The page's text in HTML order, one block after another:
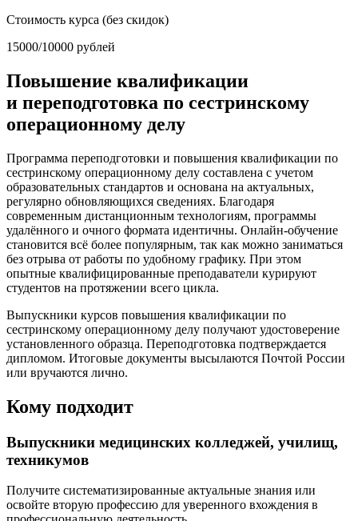
Стоимость курса (без скидок)
15000/10000 рублей
Повышение квалификации
и переподготовка по сестринскому
операционному делу
Программа переподготовки и повышения квалификации по
сестринскому операционному делу составлена с учетом
образовательных стандартов и основана на актуальных,
регулярно обновляющихся сведениях. Благодаря
современным дистанционным технологиям, программы
удалённого и очного формата идентичны. Онлайн-обучение
становится всё более популярным, так как можно заниматься
без отрыва от работы по удобному графику. При этом
опытные квалифицированные преподаватели курируют
студентов на протяжении всего цикла.
Выпускники курсов повышения квалификации по
сестринскому операционному делу получают удостоверение
установленного образца. Переподготовка подтверждается
дипломом. Итоговые документы высылаются Почтой России
или вручаются лично.
Кому подходит
Выпускники медицинских колледжей, училищ,
техникумов
Получите систематизированные актуальные знания или
освойте вторую профессию для уверенного вхождения в